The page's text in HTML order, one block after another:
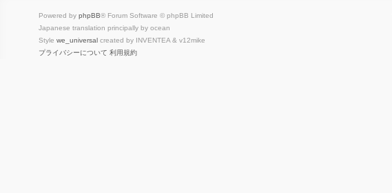
Powered by phpBB® Forum Software © phpBB Limited
Japanese translation principally by ocean
Style we_universalcreated by INVENTEA & v12mike
プライバシーについて 利用規約